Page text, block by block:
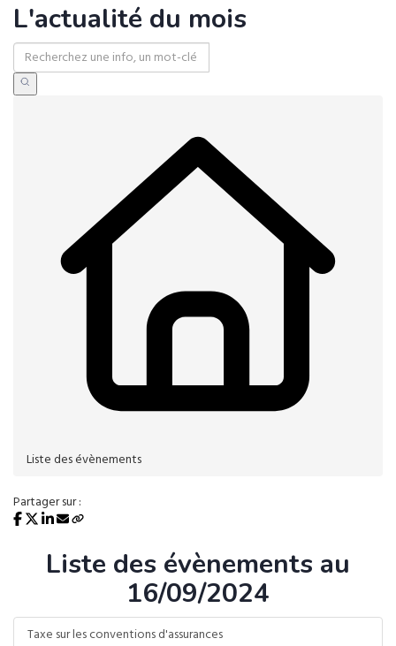
L'actualité du mois
Liste des évènements
Partager sur :
Liste des évènements au
16/09/2024
Taxe sur les conventions d'assurances